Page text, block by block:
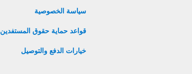
سياسة الخصوصية
قواعد حماية حقوق المستفدين
خيارات الدفع والتوصيل